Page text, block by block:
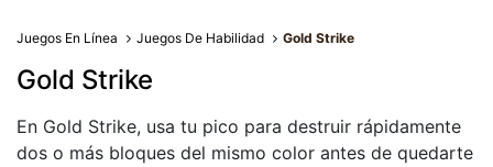
Juegos En Línea Juegos De Habilidad Gold Strike
Gold Strike
En Gold Strike, usa tu pico para destruir rápidamente
dos o más bloques del mismo color antes de quedarte